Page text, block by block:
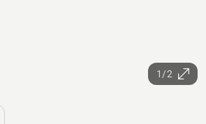
1/2